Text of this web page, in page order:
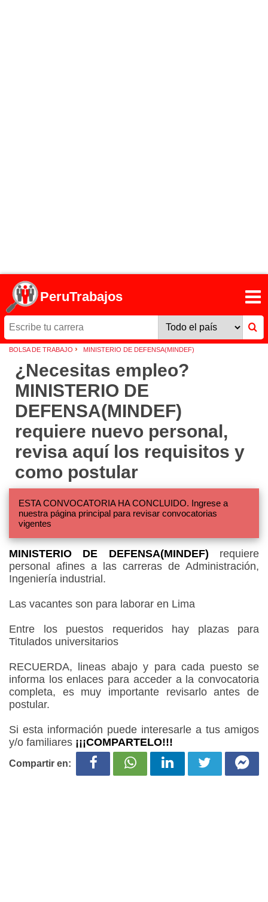
PeruTrabajos
BOLSA DE TRABAJO › MINISTERIO DE DEFENSA(MINDEF)
¿Necesitas empleo?
MINISTERIO DE
DEFENSA(MINDEF)
requiere nuevo personal,
revisa aquí los requisitos y
como postular
ESTA CONVOCATORIA HA CONCLUIDO. Ingrese a
nuestra página principal para revisar convocatorias
vigentes
MINISTERIO DE DEFENSA(MINDEF) requiere
personal afines a las carreras de Administración,
Ingeniería industrial.
Las vacantes son para laborar en Lima
Entre los puestos requeridos hay plazas para
Titulados universitarios
RECUERDA, lineas abajo y para cada puesto se
informa los enlaces para acceder a la convocatoria
completa, es muy importante revisarlo antes de
postular.
Si esta información puede interesarle a tus amigos
y/o familiares ¡¡¡COMPARTELO!!!
Compartir en: